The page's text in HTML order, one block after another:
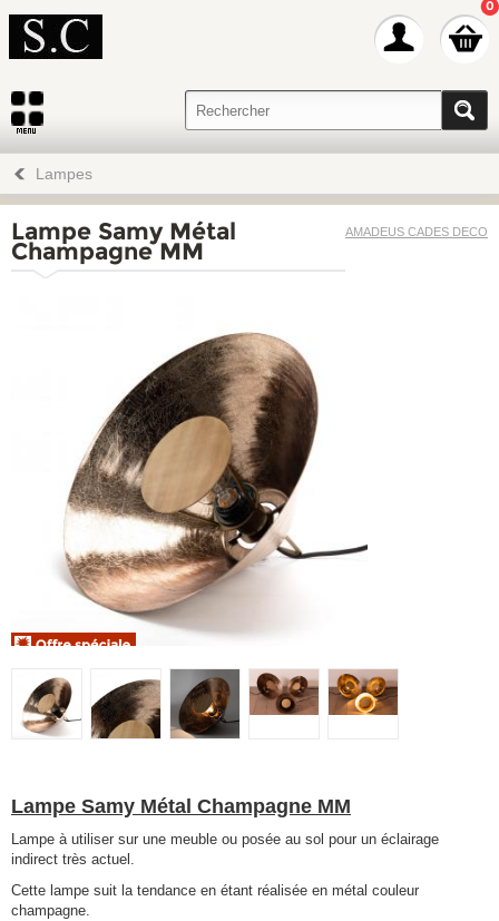
0
Lampes
AMADEUS CADES DECO
Lampe Samy Métal
Champagne MM
Lampe Samy Métal Champagne MM
Lampe à utiliser sur une meuble ou posée au sol pour un éclairage
indirect très actuel.
Cette lampe suit la tendance en étant réalisée en métal couleur
champagne.